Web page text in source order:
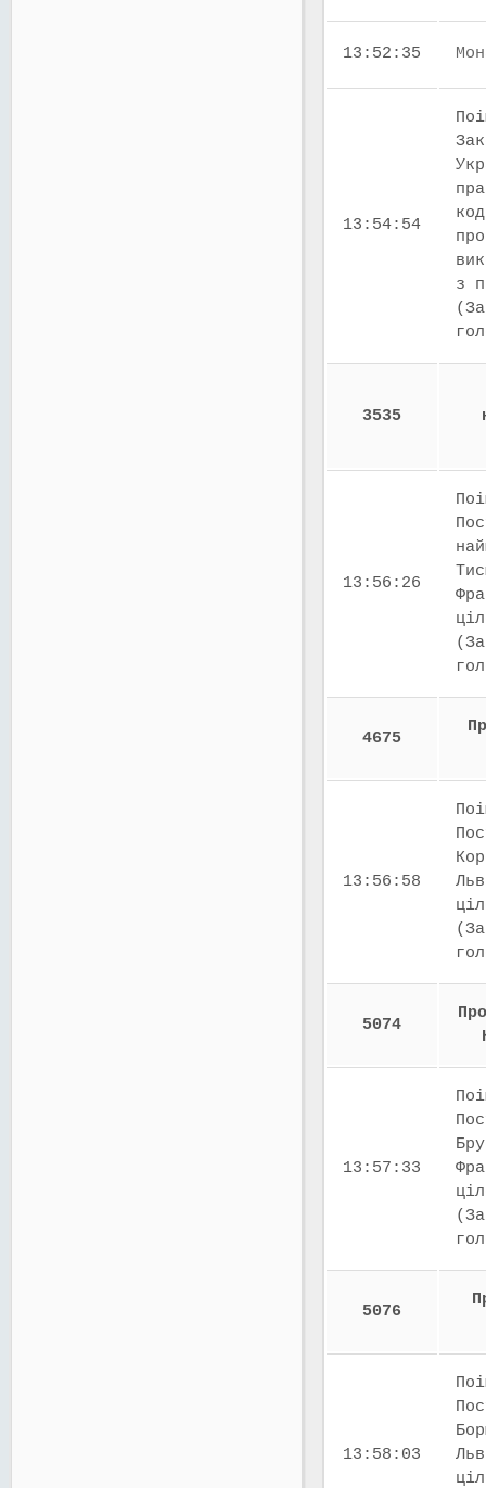
13:52:35
13:54:54
з
3535
13:56:26
4675
13:56:58
5074
13:57:33
5076
13:58:03